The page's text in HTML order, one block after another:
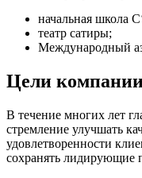
начальная школа
театр сатиры;
Международный
Цели
В течение многих лет
стремление улучшать
удовлетворенности
сохранять лидирующие